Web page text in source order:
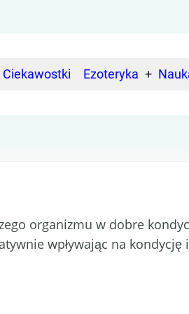
Ciekawostki Ezoteryka
organizmu w dobre
wpływając na